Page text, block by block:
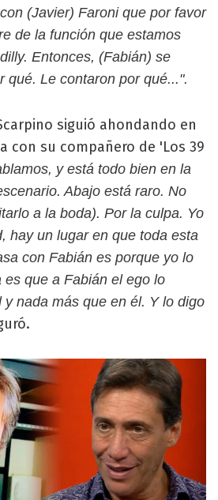
(Javier) Faroni que por favor
de la función que estamos
Entonces, (Fabián) se
qué. Le contaron por qué...".
siguió ahondando en
con su compañero de 'Los 39
y está todo bien en la
Abajo está raro. No
a la boda). Por la culpa. Yo
hay un lugar en que toda esta
con Fabián es porque yo lo
que a Fabián el ego lo
nada más que en él. Y lo digo